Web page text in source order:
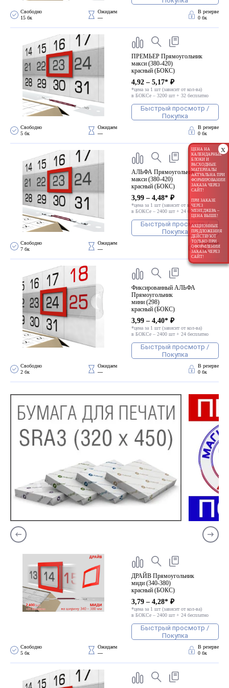
x
ЦЕНА НА
КАЛЕНДАРНЫЕ
БЛОКИ И
РАСХОДНЫЕ
МАТЕРИАЛЫ
АКТУАЛЬНА ПРИ
ФОРМИРОВАНИИ
ЗАКАЗА ЧЕРЕЗ
САЙТ!
ПРИ ЗАКАЗЕ
ЧЕРЕЗ
МЕНЕДЖЕРА –
ЦЕНА ВЫШЕ!
АКЦИОННЫЕ
ПРЕДЛОЖЕНИЯ
ДЕЙСТВУЮТ
ТОЛЬКО ПРИ
ОФОРМЛЕНИИ
ЗАКАЗА ЧЕРЕЗ
САЙТ!
Свободно
15 бк
Ожидаем
—
В резерве
0 бк
ПРЕМЬЕР Прямоугольник
макси (380-420)
красный (БОКС)
4,92 – 5,17* ₽
*цена за 1 шт (зависит от кол-ва)
в БОКСе – 3200 шт + 32 бесплатно
Быстрый просмотр /
Покупка
Свободно
5 бк
Ожидаем
—
В резерве
0 бк
АЛЬФА Прямоугольник
макси (380-420)
красный (БОКС)
3,99 – 4,48* ₽
*цена за 1 шт (зависит от кол-ва)
в БОКСе – 2400 шт + 24 бесплатно
Быстрый просмотр /
Покупка
Свободно
7 бк
Ожидаем
—
В резерве
0 бк
Фиксированный АЛЬФА
Прямоугольник
мини (298)
красный (БОКС)
3,99 – 4,40* ₽
*цена за 1 шт (зависит от кол-ва)
в БОКСе – 2400 шт + 24 бесплатно
Быстрый просмотр /
Покупка
Свободно
2 бк
Ожидаем
—
В резерве
0 бк
ДРАЙВ Прямоугольник
миди (340-380)
красный (БОКС)
3,79 – 4,28* ₽
*цена за 1 шт (зависит от кол-ва)
в БОКСе – 2400 шт + 24 бесплатно
Быстрый просмотр /
Покупка
Свободно
5 бк
Ожидаем
—
В резерве
0 бк